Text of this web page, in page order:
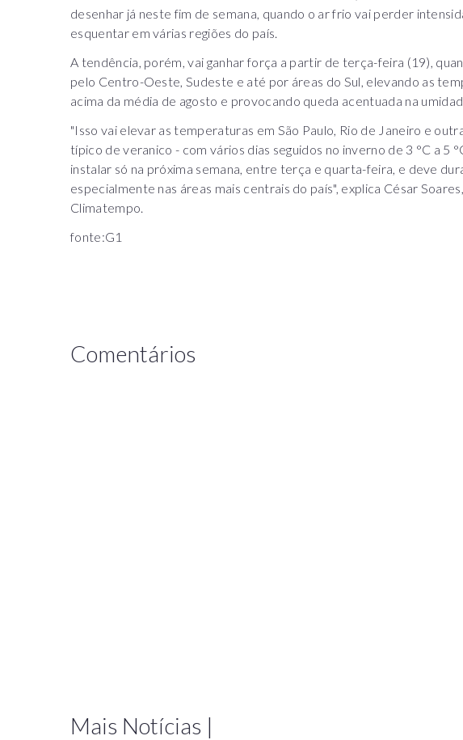
desenhar já neste fim de semana, quando o ar frio vai perder
esquentar em várias regiões do país.
A tendência, porém, vai ganhar força a partir de terça-feira (19),
pelo Centro-Oeste, Sudeste e até por áreas do Sul, elevando as
acima da média de agosto e provocando queda acentuada na
"Isso vai elevar as temperaturas em São Paulo, Rio de Janeiro e
típico de veranico - com vários dias seguidos no inverno de 3 °C a 5
instalar só na próxima semana, entre terça e quarta-feira, e deve
especialmente nas áreas mais centrais do país", explica César
Climatempo.
fonte:G1
Comentários
Mais Notícias |